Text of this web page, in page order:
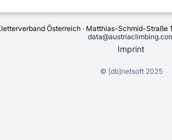
Österreich · Matthias-Schmid-Straße
Imprint
© [db]netsoft2025